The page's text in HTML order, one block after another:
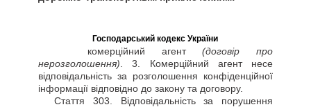
Господарський кодекс України
комерційний агент(договір про
нерозголошення) . 3. Комерційний агент несе
відповідальність за розголошення конфіденційної
інформації відповідно до закону та договору.
Стаття 303. Відповідальність за порушення